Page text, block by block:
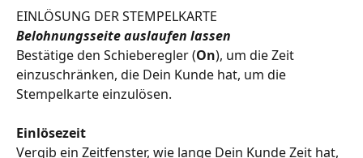
EINLÖSUNG DER STEMPELKARTE
Belohnungsseite auslaufen lassen
Bestätige den Schieberegler (On), um die Zeit
einzuschränken, die Dein Kunde hat, um die
Stempelkarte einzulösen.
Einlösezeit
Vergib ein Zeitfenster, wie lange Dein Kunde Zeit hat,